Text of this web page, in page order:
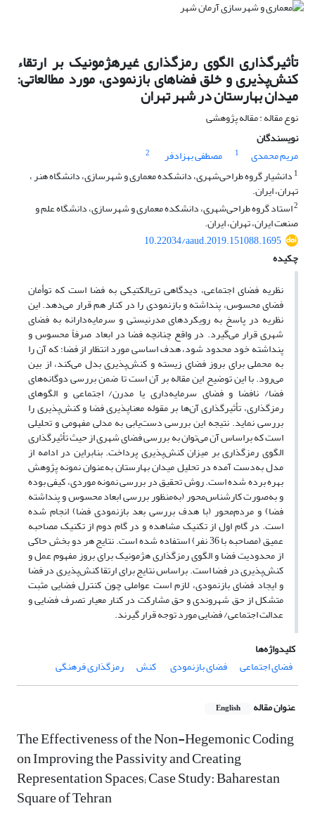
تأثیرگذاری الگوی رمزگذاری غیرهژمونیک بر ارتقاء
کنش‌پذیری و خلق فضاهای بازنمودی، مورد مطالعاتی:
میدان بهارستان در شهر تهران
نوع مقاله : مقاله پژوهشی
نویسندگان
مریم محمدی
1 مصطفی بهزادفر
2
1 دانشیار گروه طراحی‌شهری، دانشکده معماری و شهرسازی، دانشگاه هنر ،
تهران، ایران.
2استاد گروه طراحی‌شهری، دانشکده معماری و شهرسازی، دانشگاه علم و
صنعت ایران، تهران، ایران.
10.22034/aaud.2019.151088.1695
چکیده
نظریه فضای اجتماعی، دیدگاهی تریالکتیکی به فضا است که توأمان
فضای محسوس، پنداشته و بازنمودی را در کنار هم قرار می‌دهد. این
نظریه در پاسخ به رویکردهای مدرنیستی و سرمایه‌دارانه به فضای
شهری قرار می‌گیرد. در واقع چنانچه فضا در ابعاد صرفاً محسوس و
پنداشته خود محدود شود، هدف اساسی مورد انتظار از فضا؛ که آن را
به محملی برای بروز فضای زیسته و کنش‌پذیری بدل می‌کند، از بین
می‌رود. با این توضیح این مقاله بر آن است تا ضمن بررسی دوگانه‌های
فضا/ نافضا و فضای سرمایه‌داری یا مدرن/ اجتماعی و الگوهای
رمزگذاری، تأثیرگذاری آن‌ها بر مقوله معناپذیری فضا و کنش‌پذیری را
بررسی نماید. نتیجه این بررسی دست‌یابی به مدلی مفهومی و تحلیلی
است که براساس آن می‌توان به بررسی فضای شهری از حیث تأثیرگذاری
الگوی رمزگذاری بر میزان کنش‌پذیری پرداخت. بنابراین در ادامه از
مدل به‌دست آمده در تحلیل میدان بهارستان به‌عنوان نمونه پژوهش
بهره برده شده است. روش تحقیق در بررسی نمونه‌ موردی، کیفی بوده
و به‌صورت کارشناس‌محور (به‌منظور بررسی ابعاد محسوس و پنداشته
فضا) و مردم‌محور (با هدف بررسی بعد بازنمودی فضا) انجام شده
است. در گام اول از تکنیک مشاهده و در گام دوم از تکنیک مصاحبه
عمیق (مصاحبه با 36 نفر) استفاده شده است. نتایج هر دو بخش حاکی
از محدودیت فضا و الگوی رمزگذاری هژمونیک برای بروز مفهوم عمل و
کنش‌پذیری در فضا است. براساس نتایج برای ارتقا کنش‌پذیری در فضا
و ایجاد فضای بازنمودی، لازم است عواملی چون کنترل فضایی مثبت
متشکل از حق شهروندی و حق مشارکت در کنار معیار تصرف فضایی و
عدالت اجتماعی/ فضایی مورد توجه قرار گیرند.
کلیدواژه‌ها
فضای اجتماعی
فضای بازنمودی ‌ کنش رمزگذاری فرهنگی
عنوان مقاله English
The Effectiveness of the Non-Hegemonic Coding
on Improving the Passivity and Creating
Representation Spaces; Case Study: Baharestan
Square of Tehran